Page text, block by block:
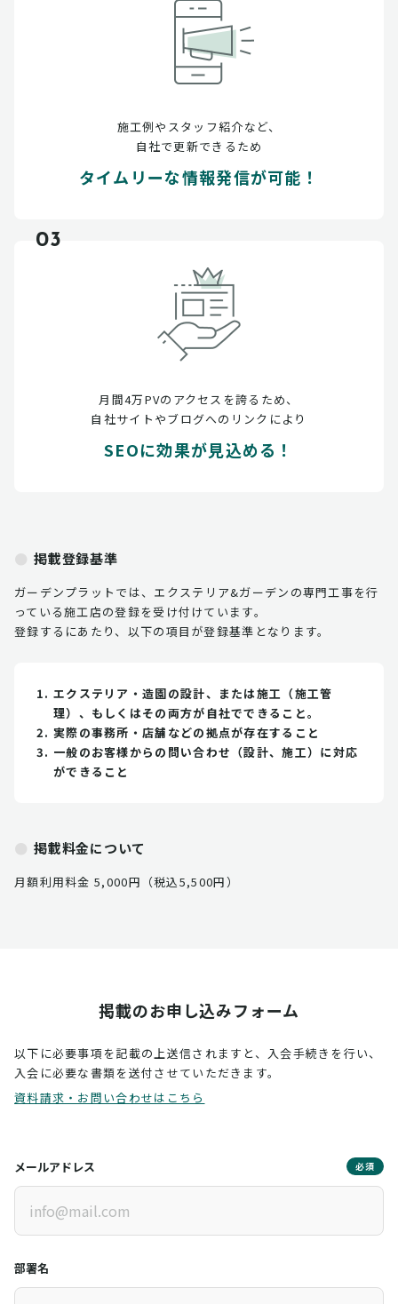
施工例やスタッフ紹介など、
自社で更新できるため
タイムリーな情報発信が可能！
03
月間4万PVのアクセスを誇るため、
自社サイトやブログへのリンクにより
SEOに効果が見込める！
掲載登録基準
ガーデンプラットでは、エクステリア&ガーデンの専門工事を行
っている施工店の登録を受け付けています。
登録するにあたり、以下の項目が登録基準となります。
エクステリア・造園の設計、または施工（施工管
理）、もしくはその両方が自社でできること。
実際の事務所・店舗などの拠点が存在すること
一般のお客様からの問い合わせ（設計、施工）に対応
ができること
掲載料金について
月額利用料金 5,000円（税込5,500円）
掲載のお申し込みフォーム
以下に必要事項を記載の上送信されますと、入会手続きを行い、
入会に必要な書類を送付させていただきます。
資料請求・お問い合わせはこちら
メールアドレス 必須
部署名